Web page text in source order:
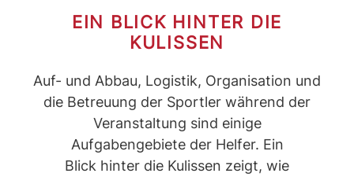
EIN BLICK HINTER DIE
KULISSEN
Auf- und Abbau, Logistik, Organisation und
die Betreuung der Sportler während der
Veranstaltung sind einige
Aufgabengebiete der Helfer. Ein
Blick hinter die Kulissen zeigt, wie